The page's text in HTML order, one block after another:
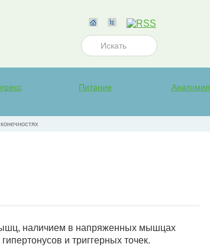
Питание Анатомия
наличием в напряженных мышцах
и триггерных точек.